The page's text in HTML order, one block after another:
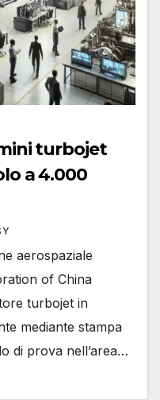
turbojet
a 4.000
aerospaziale
of China
turbojet in
mediante stampa
di prova nell’area…